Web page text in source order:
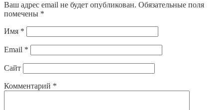
Ваш адрес email не будет опубликован. Обязательные поля
помечены *
Имя *
Email *
Сайт
Комментарий *